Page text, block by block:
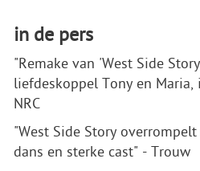
in de pers
"Remake van 'West Side
liefdeskoppel Tony en
NRC
"West Side Story
dans en sterke cast" - Trouw